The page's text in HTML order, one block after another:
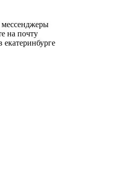
на почту
екатеринбурге